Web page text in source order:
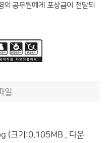
공무원에게 포상금이 전달되
일
(크기:0.105MB , 다운